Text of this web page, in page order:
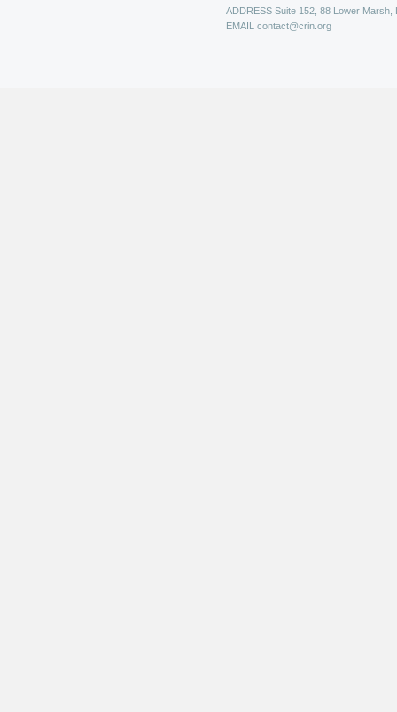
ADDRESS Suite 152, 88 Lower Marsh,
EMAIL contact@crin.org